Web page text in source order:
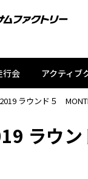
行会 アクティブ
ラウンド５
ラウ